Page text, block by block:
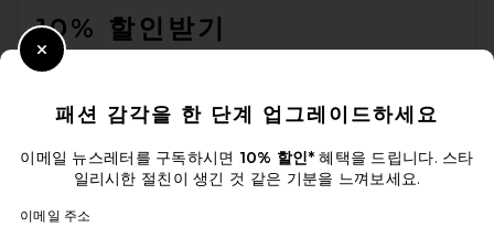
10% 할인받기
이메일을 제출하여 뉴스레터를 구독하실 수 있습니다. 언제든지 수신 거
Email Address
Sign Up
패션 감각을 한 단계 업그레이드하세요
이메일 뉴스레터를 구독하시면 10% 할인*혜택을 드립니다. 스타
일리시한 절친이 생긴 것 같은 기분을 느껴보세요.
이메일 주소
Close Modal